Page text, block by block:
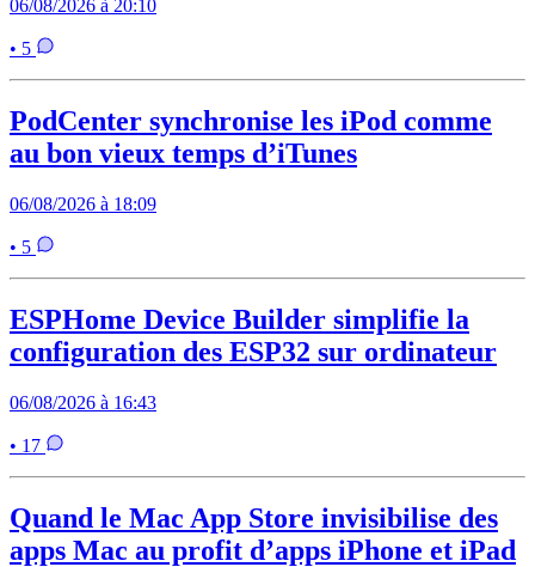
06/08/2026 à 20:10
• 5
PodCenter synchronise les iPod comme
au bon vieux temps d’iTunes
06/08/2026 à 18:09
• 5
ESPHome Device Builder simplifie la
configuration des ESP32 sur ordinateur
06/08/2026 à 16:43
• 17
Quand le Mac App Store invisibilise des
apps Mac au profit d’apps iPhone et iPad